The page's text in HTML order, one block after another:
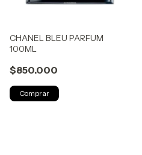
CHANEL BLEU PARFUM
100ML
$850.000